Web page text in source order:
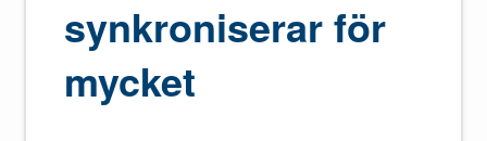
synkroniserar för
mycket